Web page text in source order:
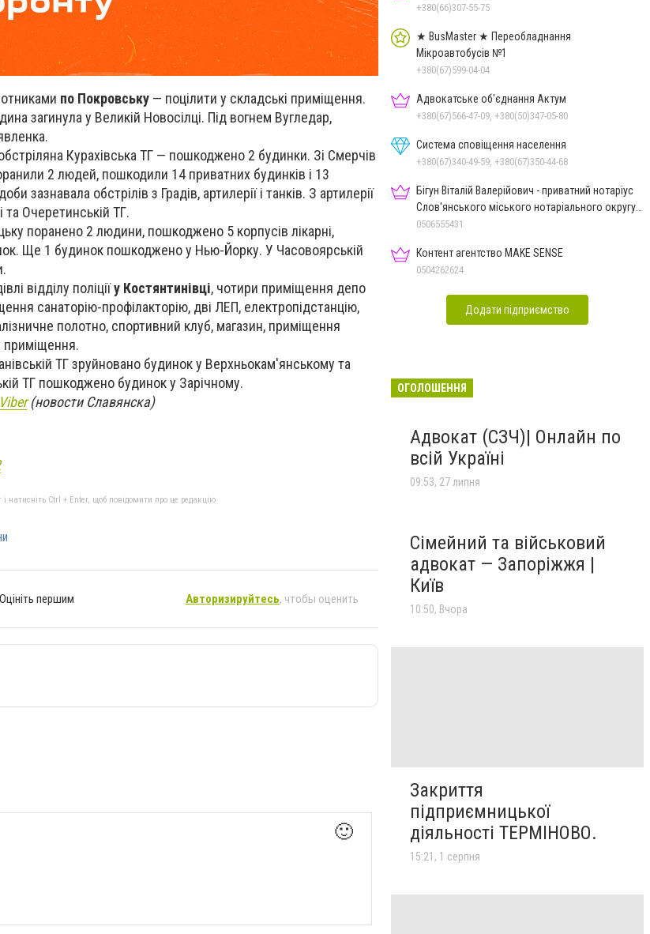
по Покровську — поцілити у складські приміщення.
загинула у Великій Новосілці. Під вогнем Вугледар,
Курахівська ТГ — пошкоджено 2 будинки. Зі Смерчів
2 людей, пошкодили 14 приватних будинків і 13
зазнавала обстрілів з Градів, артилерії і танків. З артилерії
та Очеретинській ТГ.
поранено 2 людини, пошкоджено 5 корпусів лікарні,
Ще 1 будинок пошкоджено у Нью-Йорку. У Часовоярській
відділу поліціїу Костянтинівці, чотири приміщення депо
санаторію-профілакторію, дві ЛЕП, електропідстанцію,
полотно, спортивний клуб, магазин, приміщення
приміщення.
ТГ зруйновано будинок у Верхньокам'янському та
ТГ пошкоджено будинок у Зарічному.
Viber(новости Славянска)
натисніть Ctrl + Enter, щоб повідомити про це редакцію
Оцініть першим Авторизируйтесь, чтобы оценить
🙂
+380(66)307-55-75
★ BusMaster ★ Переобладнання
Мікроавтобусів №1
+380(67)599-04-04
Адвокатське об'єднання Актум
+380(67)566-47-09, +380(50)347-05-80
Система сповіщення населення
+380(67)340-49-59, +380(67)350-44-68
Бігун Віталій Валерійович - приватний нотаріус
Слов'янського міського нотаріального округу
Дон.обл.
0506555431
Контент агентство MAKE SENSE
0504262624
Додати підприємство
ОГОЛОШЕННЯ
Адвокат (СЗЧ)| Онлайн по
всій Україні
09:53, 27 липня
Сімейний та військовий
адвокат — Запоріжжя |
Київ
10:50, Вчора
Закриття
підприємницької
діяльності ТЕРМІНОВО.
15:21, 1 серпня